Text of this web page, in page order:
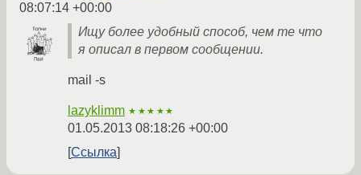
08:07:14 +00:00
Ищу более удобный способ, чем те что
я описал в первом сообщении.
mail -s
lazyklimm ★★★★★
01.05.2013 08:18:26 +00:00
Ссылка